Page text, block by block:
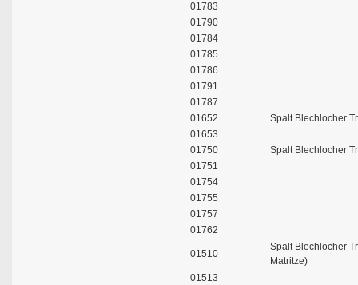
01783
01790
01784
01785
01786
01791
01787
01652
Spalt Blechlocher
01653
01750
Spalt Blechlocher
01751
01754
01755
01757
01762
01510
Spalt Blechlocher
Matritze)
01513